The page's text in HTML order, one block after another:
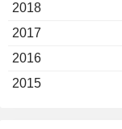
2018
2017
2016
2015